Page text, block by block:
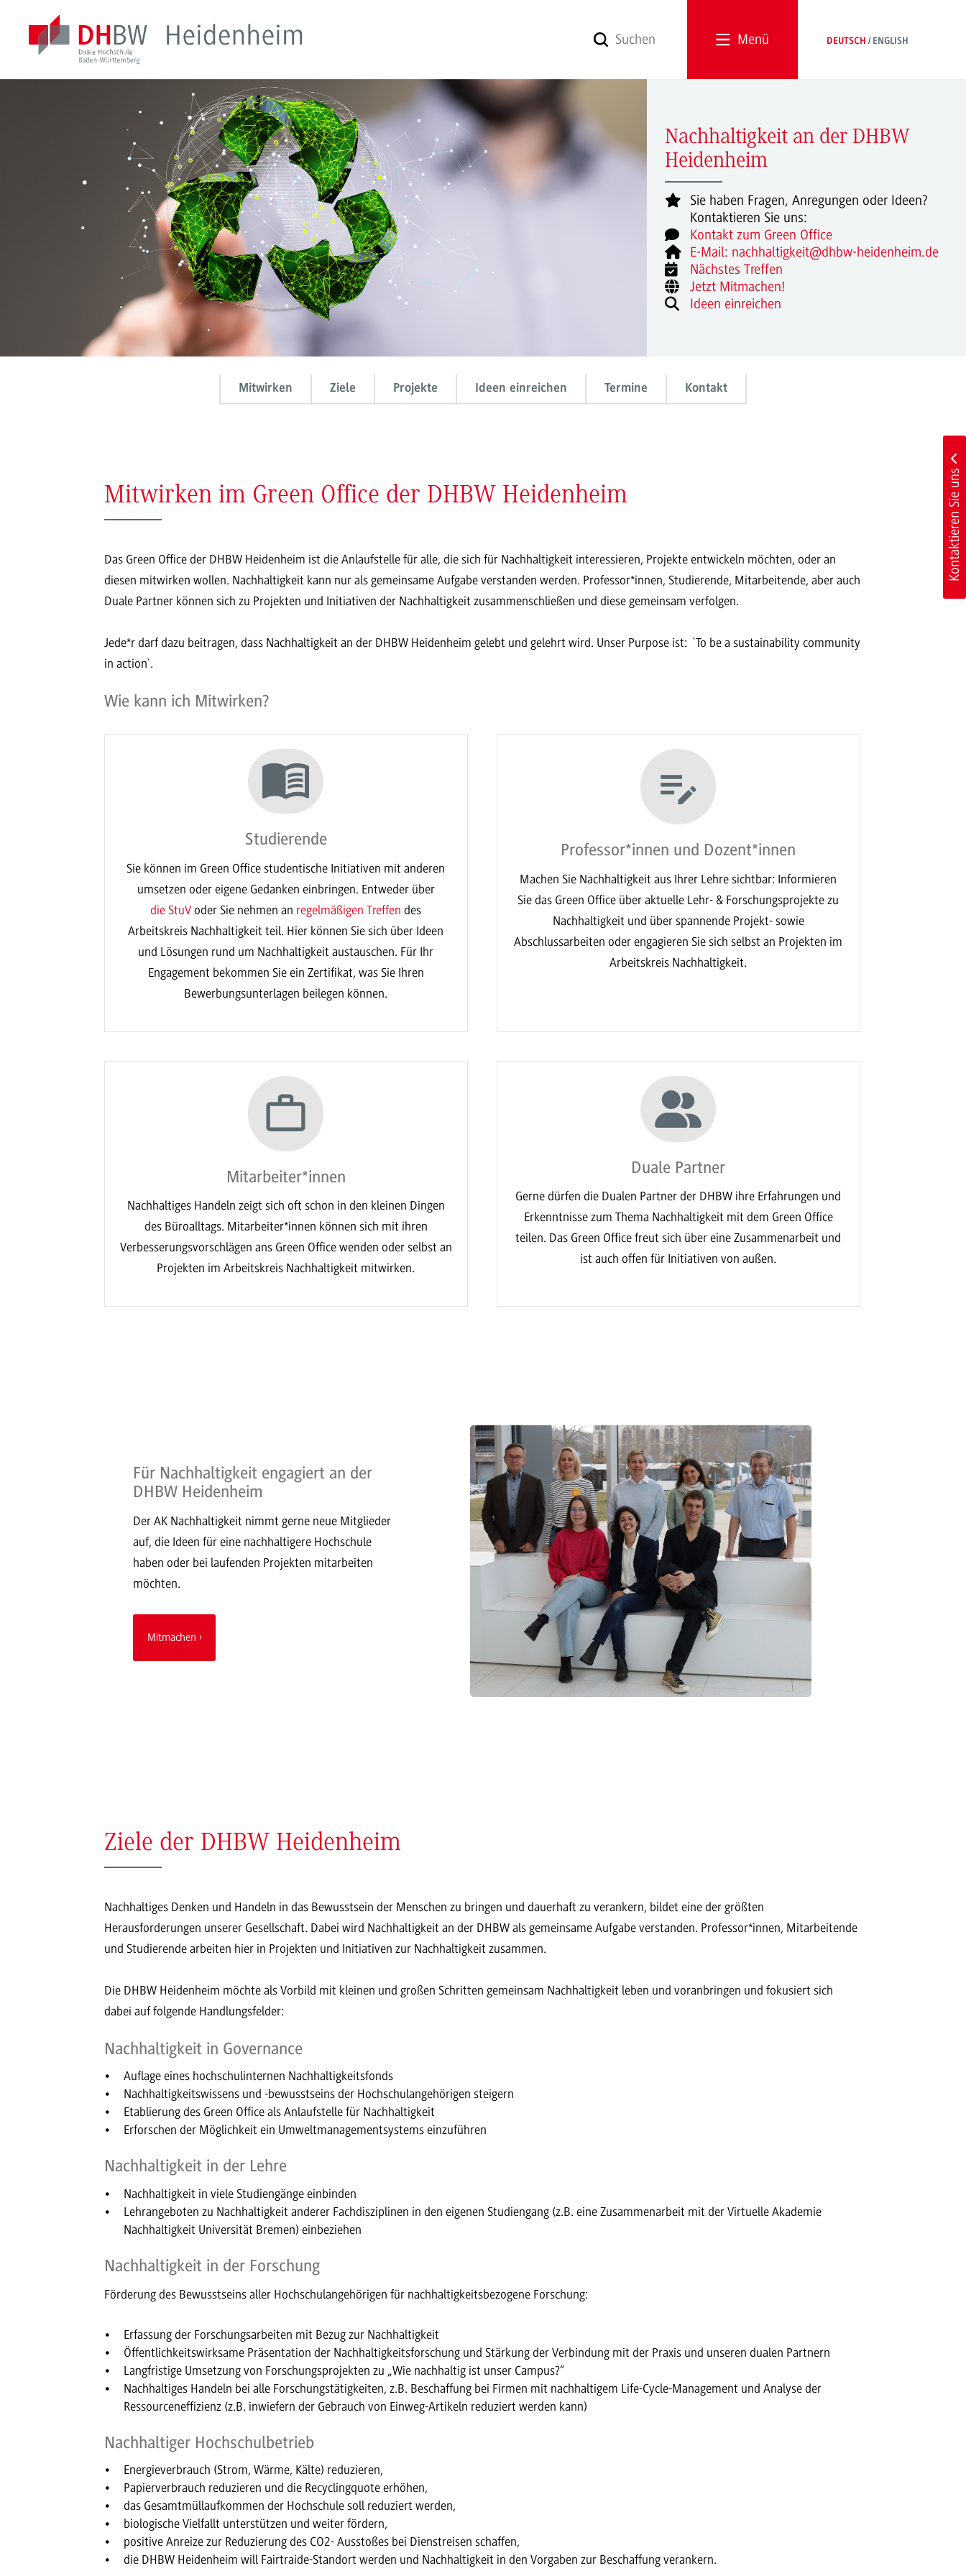
Menü DEUTSCH ENGLISH
Nachhaltigkeit an der DHBW
Heidenheim
Sie haben Fragen, Anregungen oder Ideen?
Kontaktieren Sie uns:
Kontakt zum Green Office
E-Mail: nachhaltigkeit@dhbw-heidenheim.de
Nächstes Treffen
Jetzt Mitmachen!
Ideen einreichen
Mitwirken Ziele Projekte Ideen einreichen Termine Kontakt
Mitwirken im Green Office der DHBW Heidenheim
Das Green Office der DHBW Heidenheim ist die Anlaufstelle für alle, die sich für Nachhaltigkeit interessieren, Projekte entwickeln möchten, oder an
diesen mitwirken wollen. Nachhaltigkeit kann nur als gemeinsame Aufgabe verstanden werden. Professor*innen, Studierende, Mitarbeitende, aber auch
Duale Partner können sich zu Projekten und Initiativen der Nachhaltigkeit zusammenschließen und diese gemeinsam verfolgen.
Jede*r darf dazu beitragen, dass Nachhaltigkeit an der DHBW Heidenheim gelebt und gelehrt wird. Unser Purpose ist: `To be a sustainability community
in action`.
Wie kann ich Mitwirken?
Studierende
Sie können im Green Office studentische Initiativen mit anderen
umsetzen oder eigene Gedanken einbringen. Entweder über
die StuV oder Sie nehmen an regelmäßigen Treffen des
Arbeitskreis Nachhaltigkeit teil. Hier können Sie sich über Ideen
und Lösungen rund um Nachhaltigkeit austauschen. Für Ihr
Engagement bekommen Sie ein Zertifikat, was Sie Ihren
Bewerbungsunterlagen beilegen können.
Professor*innen und Dozent*innen
Machen Sie Nachhaltigkeit aus Ihrer Lehre sichtbar: Informieren
Sie das Green Office über aktuelle Lehr- & Forschungsprojekte zu
Nachhaltigkeit und über spannende Projekt- sowie
Abschlussarbeiten oder engagieren Sie sich selbst an Projekten im
Arbeitskreis Nachhaltigkeit.
Mitarbeiter*innen
Nachhaltiges Handeln zeigt sich oft schon in den kleinen Dingen
des Büroalltags. Mitarbeiter*innen können sich mit ihren
Verbesserungsvorschlägen ans Green Office wenden oder selbst an
Projekten im Arbeitskreis Nachhaltigkeit mitwirken.
Duale Partner
Gerne dürfen die Dualen Partner der DHBW ihre Erfahrungen und
Erkenntnisse zum Thema Nachhaltigkeit mit dem Green Office
teilen. Das Green Office freut sich über eine Zusammenarbeit und
ist auch offen für Initiativen von außen.
Für Nachhaltigkeit engagiert an der
DHBW Heidenheim
Der AK Nachhaltigkeit nimmt gerne neue Mitglieder
auf, die Ideen für eine nachhaltigere Hochschule
haben oder bei laufenden Projekten mitarbeiten
möchten.
Mitmachen
Ziele der DHBW Heidenheim
Nachhaltiges Denken und Handeln in das Bewusstsein der Menschen zu bringen und dauerhaft zu verankern, bildet eine der größten
Herausforderungen unserer Gesellschaft. Dabei wird Nachhaltigkeit an der DHBW als gemeinsame Aufgabe verstanden. Professor*innen, Mitarbeitende
und Studierende arbeiten hier in Projekten und Initiativen zur Nachhaltigkeit zusammen.
Die DHBW Heidenheim möchte als Vorbild mit kleinen und großen Schritten gemeinsam Nachhaltigkeit leben und voranbringen und fokusiert sich
dabei auf folgende Handlungsfelder:
Nachhaltigkeit in Governance
Auflage eines hochschulinternen Nachhaltigkeitsfonds
Nachhaltigkeitswissens und -bewusstseins der Hochschulangehörigen steigern
Etablierung des Green Office als Anlaufstelle für Nachhaltigkeit
Erforschen der Möglichkeit ein Umweltmanagementsystems einzuführen
Nachhaltigkeit in der Lehre
Nachhaltigkeit in viele Studiengänge einbinden
Lehrangeboten zu Nachhaltigkeit anderer Fachdisziplinen in den eigenen Studiengang (z.B. eine Zusammenarbeit mit der Virtuelle Akademie
Nachhaltigkeit Universität Bremen) einbeziehen
Nachhaltigkeit in der Forschung
Förderung des Bewusstseins aller Hochschulangehörigen für nachhaltigkeitsbezogene Forschung:
Erfassung der Forschungsarbeiten mit Bezug zur Nachhaltigkeit
Öffentlichkeitswirksame Präsentation der Nachhaltigkeitsforschung und Stärkung der Verbindung mit der Praxis und unseren dualen Partnern
Langfristige Umsetzung von Forschungsprojekten zu „Wie nachhaltig ist unser Campus?“
Nachhaltiges Handeln bei alle Forschungstätigkeiten, z.B. Beschaffung bei Firmen mit nachhaltigem Life-Cycle-Management und Analyse der
Ressourceneffizienz (z.B. inwiefern der Gebrauch von Einweg-Artikeln reduziert werden kann)
Nachhaltiger Hochschulbetrieb
Energieverbrauch (Strom, Wärme, Kälte) reduzieren,
Papierverbrauch reduzieren und die Recyclingquote erhöhen,
das Gesamtmüllaufkommen der Hochschule soll reduziert werden,
biologische Vielfallt unterstützen und weiter fördern,
positive Anreize zur Reduzierung des CO2- Ausstoßes bei Dienstreisen schaffen,
die DHBW Heidenheim will Fairtraide-Standort werden und Nachhaltigkeit in den Vorgaben zur Beschaffung verankern.
Kontaktieren Sie uns